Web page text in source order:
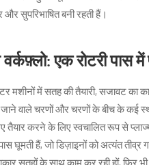
सुपरिभाषित बनी रहती हैं।
एक रोटरी पास
मशीनों में सतह की तैयारी, सजावट का
वाले चरणों और चरणों के बीच के कई
तैयार करने के लिए स्वचालित रूप से
घूमती हैं, जो डिज़ाइनों को अत्यंत